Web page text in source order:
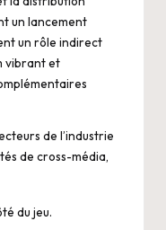
un lancement
un rôle indirect
vibrant et
de l’industrie
de cross-média,
du jeu.